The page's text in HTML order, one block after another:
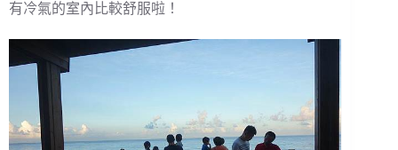
有冷氣的室內比較舒服啦！